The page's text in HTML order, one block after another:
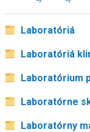
Laboratóriá
Laboratóriá
Laboratórium
Laboratórne
Laboratórny